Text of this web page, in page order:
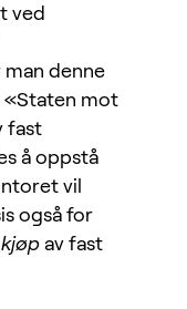
ved
denne
«Staten mot
fast
å oppstå
vil
også for
kjøp av fast